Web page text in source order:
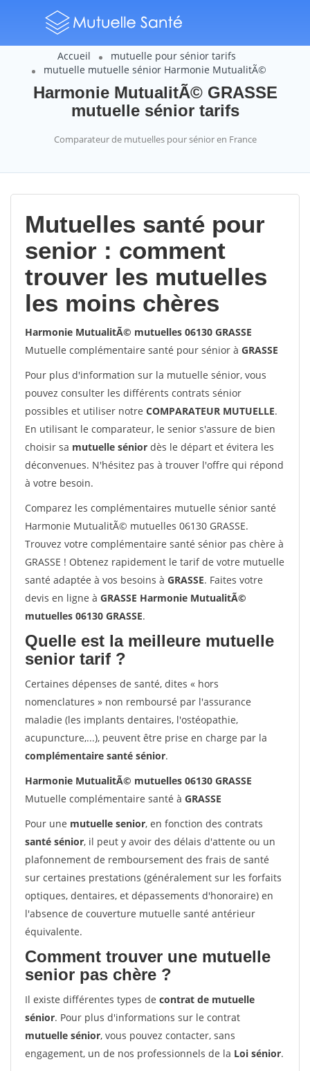
Accueil
mutuelle pour sénior tarifs
mutuelle mutuelle sénior Harmonie MutualitÃ©
Harmonie MutualitÃ© GRASSE
mutuelle sénior tarifs
Comparateur de mutuelles pour sénior en France
Mutuelles santé pour
senior : comment
trouver les mutuelles
les moins chères
Harmonie MutualitÃ© mutuelles 06130 GRASSE
Mutuelle complémentaire santé pour sénior à GRASSE
Pour plus d'information sur la mutuelle sénior, vous
pouvez consulter les différents contrats sénior
possibles et utiliser notre COMPARATEUR MUTUELLE.
En utilisant le comparateur, le senior s'assure de bien
choisir sa mutuelle sénior dès le départ et évitera les
déconvenues. N'hésitez pas à trouver l'offre qui répond
à votre besoin.
Comparez les complémentaires mutuelle sénior santé
Harmonie MutualitÃ© mutuelles 06130 GRASSE.
Trouvez votre complémentaire santé sénior pas chère à
GRASSE ! Obtenez rapidement le tarif de votre mutuelle
santé adaptée à vos besoins à GRASSE. Faites votre
devis en ligne à GRASSE Harmonie MutualitÃ©
mutuelles 06130 GRASSE.
Quelle est la meilleure mutuelle
senior tarif ?
Certaines dépenses de santé, dites « hors
nomenclatures » non remboursé par l'assurance
maladie (les implants dentaires, l'ostéopathie,
acupuncture,...), peuvent être prise en charge par la
complémentaire santé sénior.
Harmonie MutualitÃ© mutuelles 06130 GRASSE
Mutuelle complémentaire santé à GRASSE
Pour une mutuelle senior, en fonction des contrats
santé sénior, il peut y avoir des délais d'attente ou un
plafonnement de remboursement des frais de santé
sur certaines prestations (généralement sur les forfaits
optiques, dentaires, et dépassements d'honoraire) en
l'absence de couverture mutuelle santé antérieur
équivalente.
Comment trouver une mutuelle
senior pas chère ?
Il existe différentes types de contrat de mutuelle
sénior. Pour plus d'informations sur le contrat
mutuelle sénior, vous pouvez contacter, sans
engagement, un de nos professionnels de la Loi sénior.